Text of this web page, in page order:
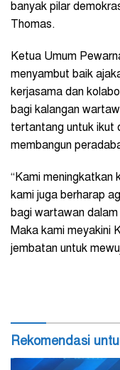
banyak pilar
Thomas.
Ketua Umum
menyambut baik
kerjasama dan
bagi kalangan
tertantang untuk ikut
membangun
“Kami
kami juga berharap
bagi wartawan
Maka kami meyakini
jembatan untuk
Rekomendasi